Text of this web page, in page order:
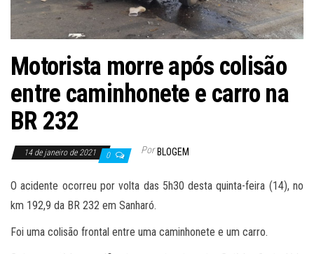
Motorista morre após colisão
entre caminhonete e carro na
BR 232
14 de janeiro de 2021 0 Por BLOGEM
O acidente ocorreu por volta das 5h30 desta quinta-feira (14), no
km 192,9 da BR 232 em Sanharó.
Foi uma colisão frontal entre uma caminhonete e um carro.